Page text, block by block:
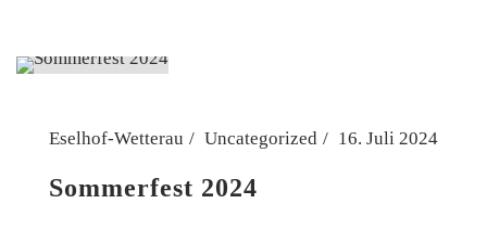
Eselhof-Wetterau Uncategorized 16. Juli 2024
Sommerfest 2024